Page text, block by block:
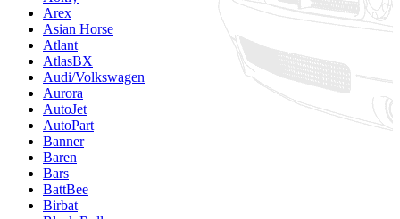
Arex
Asian Horse
Atlant
AtlasBX
Audi/Volkswagen
Aurora
AutoJet
AutoPart
Banner
Baren
Bars
BattBee
Birbat